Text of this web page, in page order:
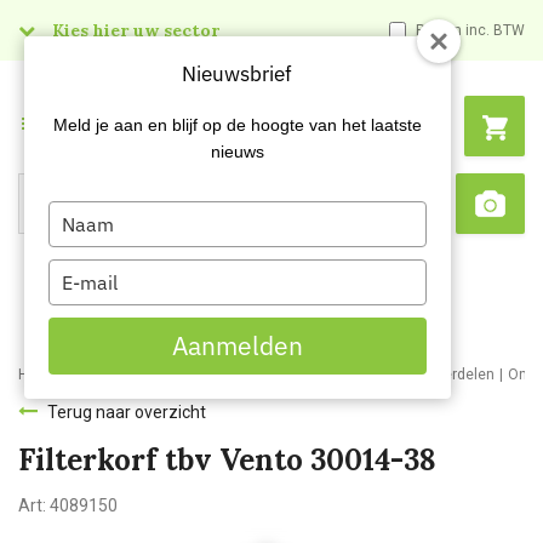
Kies hier uw sector Prijzen inc. BTW
Search
Menu
Home Webshop Schoonmaakmachines Stofzuigers en onderdelen
Terug naar overzicht
Filterkorf tbv Vento 30014-38
Art: 4089150
Nieuwsbrief
Meld je aan en blijf op de hoogte van het laatste
nieuws
Type
your
name
Type
your
email
Aanmelden